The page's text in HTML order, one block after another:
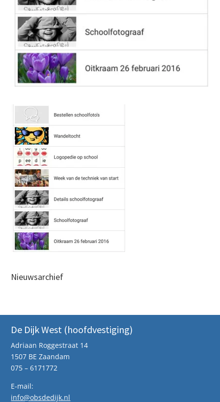
Nieuwsarchief
De Dijk West (hoofdvestiging)
Adriaan Roggestraat 14
1507 BE Zaandam
075 – 6171772
E-mail:
info@obsdedijk.nl